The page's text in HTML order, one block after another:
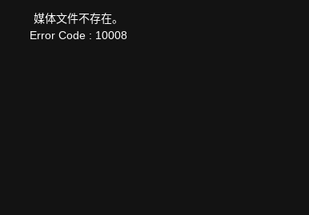
媒体文件不存在。
Error Code : 10008